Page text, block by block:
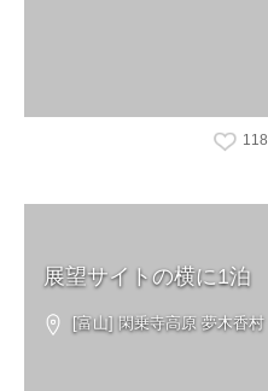
118
展望サイトの横に1泊
[富山] 閑乗寺高原 夢木香村